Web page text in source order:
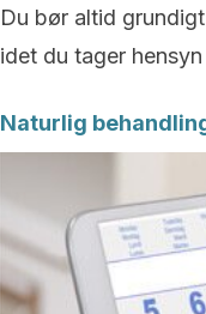
Du bør altid
idet du tager
Naturlig